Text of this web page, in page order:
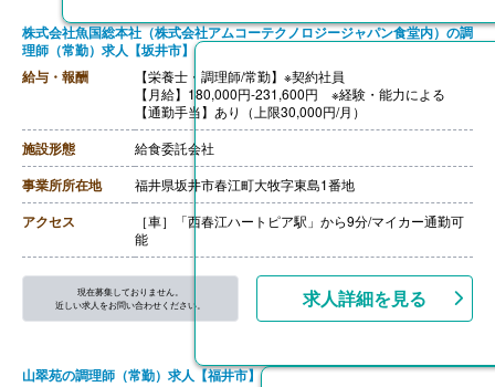
株式会社魚国総本社（株式会社アムコーテクノロジージャパン食堂内）の調
理師（常勤）求人【坂井市】
給与・報酬
【栄養士・調理師/常勤】※契約社員
【月給】180,000円-231,600円 ※経験・能力による
【通勤手当】あり（上限30,000円/月）
施設形態 給食委託会社
事業所所在地 福井県坂井市春江町大牧字東島1番地
アクセス
［車］「西春江ハートピア駅」から9分/マイカー通勤可
能
現在募集しておりません。
近しい求人をお問い合わせください。
求人詳細を見る
山翠苑の調理師（常勤）求人【福井市】